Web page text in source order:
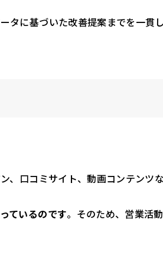
に基づいた改善提案までを一貫
口コミサイト、動画コンテンツ
ているのです。そのため、営業活